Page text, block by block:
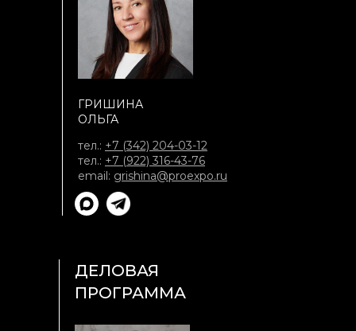
ДЕЛОВАЯ
ПРОГРАММА
ГРИШИНА
ОЛЬГА
тел.: +7 (342) 204-03-12
тел.: +7 (922) 316-43-76
email: grishina@proexpo.ru